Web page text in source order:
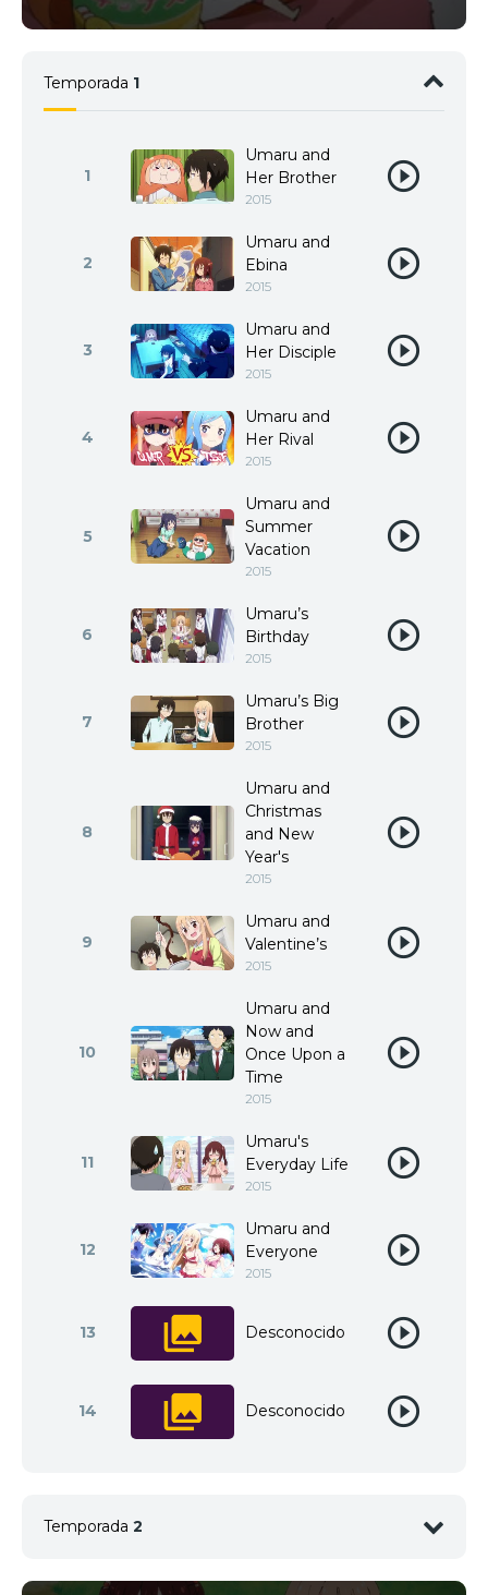
Temporada 1
1
Umaru and
Her Brother
2015
2
Umaru and
Ebina
2015
3
Umaru and
Her Disciple
2015
4
Umaru and
Her Rival
2015
5
Umaru and
Summer
Vacation
2015
6
Umaru’s
Birthday
2015
7
Umaru’s Big
Brother
2015
8
Umaru and
Christmas
and New
Year's
2015
9
Umaru and
Valentine’s
2015
10
Umaru and
Now and
Once Upon a
Time
2015
11
Umaru's
Everyday Life
2015
12
Umaru and
Everyone
2015
13 Desconocido
14 Desconocido
Temporada 2